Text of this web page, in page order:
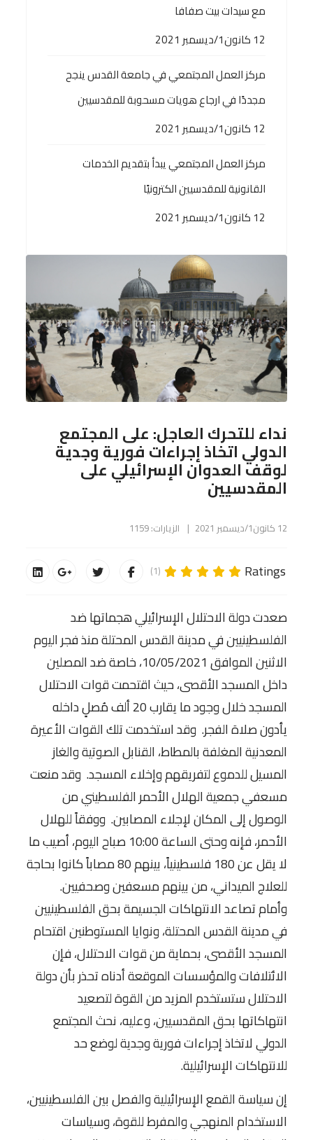
مع سيدات بيت صفافا
12 كانون1/ديسمبر 2021
مركز العمل المجتمعي في جامعة القدس ينجح
مجددًا في ارجاع هويات مسحوبة للمقدسيين
12 كانون1/ديسمبر 2021
مركز العمل المجتمعي يبدأ بتقديم الخدمات
القانونية للمقدسيين الكترونيًا
12 كانون1/ديسمبر 2021
نداء للتحرك العاجل: على المجتمع
الدولي اتخاذ إجراءات فورية وجدية
لوقف العدوان الإسرائيلي على
المقدسيين
12 كانون1/ديسمبر 2021 الزيارات: 1159
Ratings
(1)
صعدت دولة الاحتلال الإسرائيلي هجماتها ضد
الفلسطينيين في مدينة القدس المحتلة منذ فجر اليوم
الاثنين الموافق 10/05/2021، خاصة ضد المصلين
داخل المسجد الأقصى، حيث اقتحمت قوات الاحتلال
المسجد خلال وجود ما يقارب 20 ألف مُصلٍ داخله
يأدون صلاة الفجر. وقد استخدمت تلك القوات الأعيرة
المعدنية المغلفة بالمطاط، القنابل الصوتية والغاز
المسيل للدموع لتفريقهم وإخلاء المسجد. وقد منعت
مسعفي جمعية الهلال الأحمر الفلسطيني من
الوصول إلى المكان لإجلاء المصابين. ووفقاً للهلال
الأحمر، فإنه وحتى الساعة 10:00 صباح اليوم، أصيب ما
لا يقل عن 180 فلسطينياً، بينهم 80 مصاباً كانوا بحاجة
للعلاج الميداني، من بينهم مسعفين وصحفيين.
وأمام تصاعد الانتهاكات الجسيمة بحق الفلسطينيين
في مدينة القدس المحتلة، ونوايا المستوطنين اقتحام
المسجد الأقصى، بحماية من قوات الاحتلال، فإن
الائتلافات والمؤسسات الموقعة أدناه تحذر بأن دولة
الاحتلال ستستخدم المزيد من القوة لتصعيد
انتهاكاتها بحق المقدسيين، وعليه، نحث المجتمع
الدولي لاتخاذ إجراءات فورية وجدية لوضع حد
للانتهاكات الإسرائيلية.
إن سياسة القمع الإسرائيلية والفصل بين الفلسطينيين،
الاستخدام المنهجي والمفرط للقوة، وسياسات